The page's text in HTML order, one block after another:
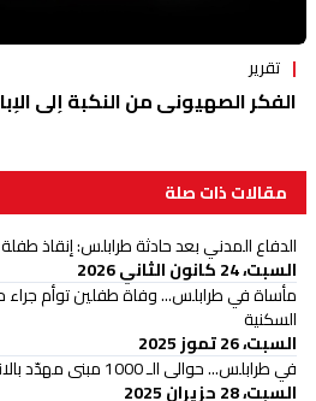
تقرير
الفكر الصهيوني من النكبة إلى
مقالات ذات صلة
الدفاع المدني بعد حادثة طرابلس: إنقاذ
السبت، 24 كانون الثاني 2026
مأساة في طرابلس... وفاة طفلين توأم
السكنية
السبت، 26 تموز 2025
في طرابلس... حوالى الـ 1000 مبنى مهدّد بالانهيار
السبت، 28 حزيران 2025